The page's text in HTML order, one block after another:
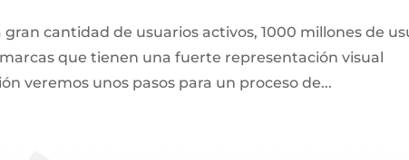
cantidad de usuarios activos, 1000 millones de
que tienen una fuerte representación visual
veremos unos pasos para un proceso de...